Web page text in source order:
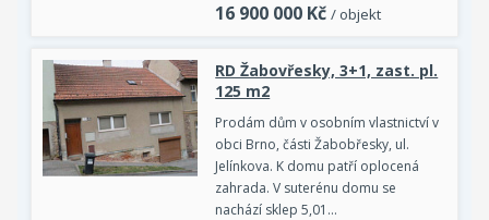
16 900 000 Kč / objekt
RD Žabovřesky, 3+1, zast. pl.
125 m2
Prodám dům v osobním vlastnictví v
obci Brno, části Žabobřesky, ul.
Jelínkova. K domu patří oplocená
zahrada. V suterénu domu se
nachází sklep 5,01…